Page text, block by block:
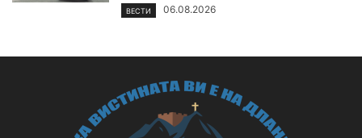
ВЕСТИ 06.08.2026